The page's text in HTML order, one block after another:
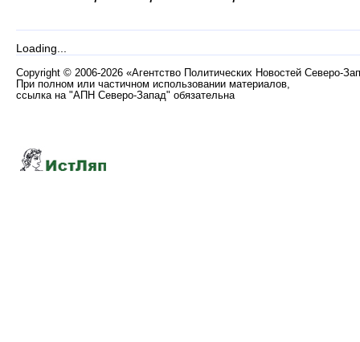
Loading...
Copyright © 2006-2026 «Агентство Политических Новостей Северо-
При полном или частичном использовании материалов,
ссылка на "АПН Северо-Запад" обязательна